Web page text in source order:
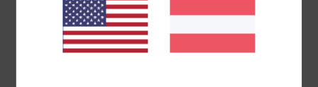
Zusammensetzung73 % Nylon, 23 % Polycarbonat, 2 %
Metall, 2 % Zinklegierung